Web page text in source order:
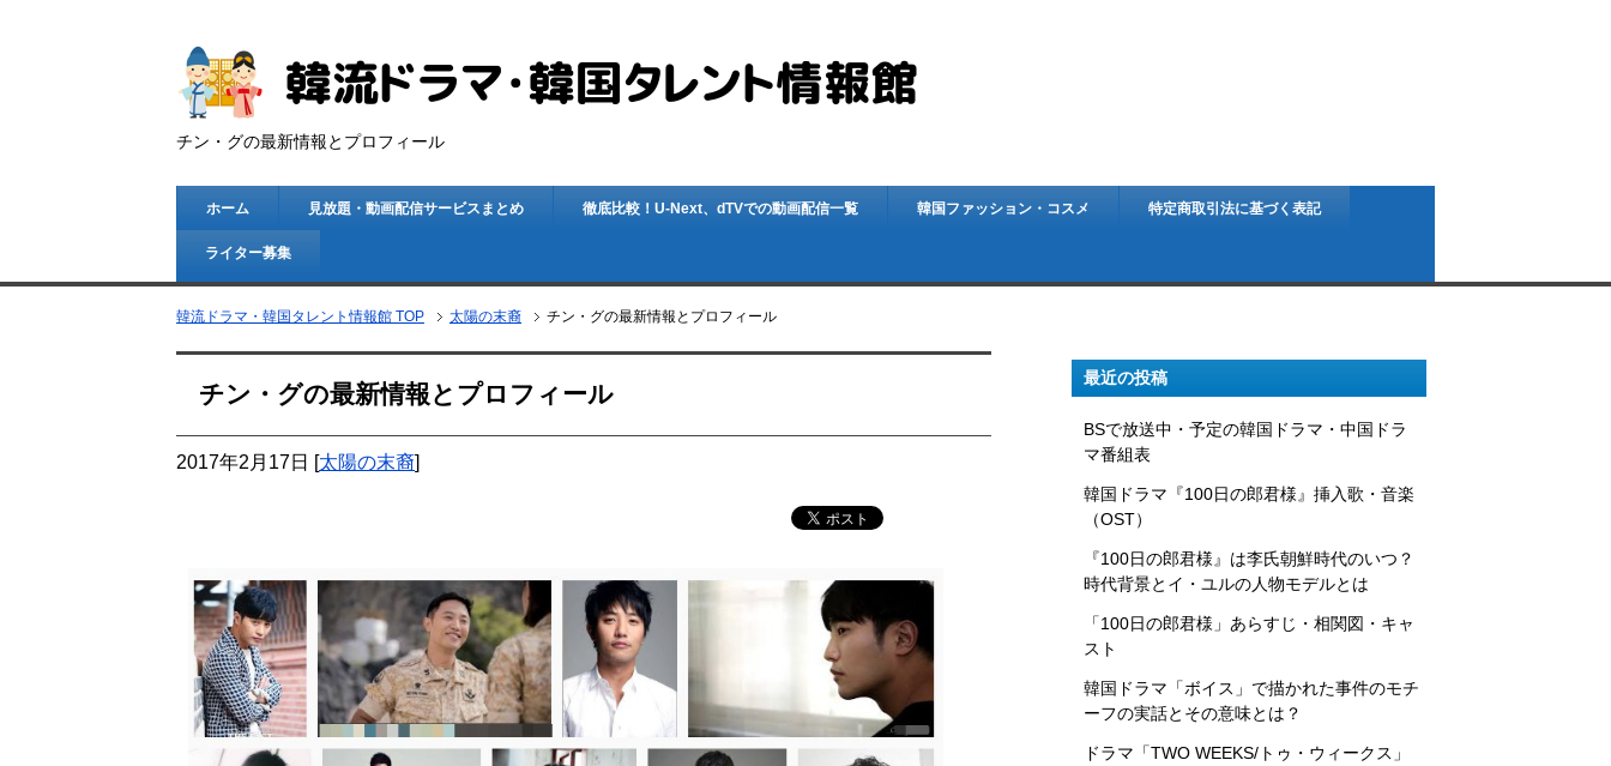
チン・グの最新情報とプロフィール
ホーム 見放題・動画配信サービスまとめ 徹底比較！U-Next、dTVでの動画配信一覧 韓国ファッション・コスメ 特定商取引法に基づく表記
ライター募集
韓流ドラマ・韓国タレント情報館 TOP 太陽の末裔 チン・グの最新情報とプロフィール
チン・グの最新情報とプロフィール
2017年2月17日 [太陽の末裔]
最近の投稿
BSで放送中・予定の韓国ドラマ・中国ドラ
マ番組表
韓国ドラマ『100日の郎君様』挿入歌・音楽
（OST）
『100日の郎君様』は李氏朝鮮時代のいつ？
時代背景とイ・ユルの人物モデルとは
「100日の郎君様」あらすじ・相関図・キャ
スト
韓国ドラマ「ボイス」で描かれた事件のモチ
ーフの実話とその意味とは？
ドラマ「TWO WEEKS/トゥ・ウィークス」